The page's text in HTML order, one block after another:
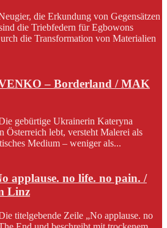
die Erkundung von Gegensätzen
die Triebfedern für Egbowons
die Transformation von Materialien
– Borderland / MAK
gebürtige Ukrainerin Kateryna
Österreich lebt, versteht Malerei als
Medium – weniger als...
applause. no life. no pain. /
Linz
titelgebende Zeile „No applause. no